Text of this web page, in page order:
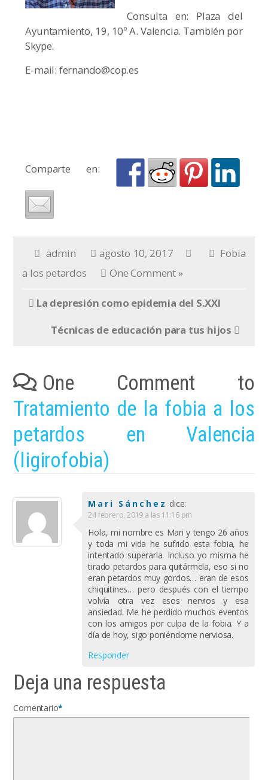
Consulta en: Plaza del
Ayuntamiento, 19, 10º A. Valencia. También por
Skype.
E-mail: fernando@cop.es
Comparte en:
admin agosto 10, 2017
Fobia
a los petardos
One Comment »
La depresión como epidemia del S.XXI
Técnicas de educación para tus hijos
One Comment to
Tratamiento de la fobia a los
petardos en Valencia
(ligirofobia)
Mari Sánchez dice:
24 febrero, 2019 a las 11:16 pm
Hola, mi nombre es Mari y tengo 26 años
y toda mi vida he sufrido esta fobia, he
intentado superarla. Incluso yo misma he
tirado petardos para quitármela, eso si no
eran petardos muy gordos… eran de esos
chiquitines… pero después con el tiempo
volvía otra vez esos nervios y esa
ansiedad. Me he perdido muchos eventos
con los amigos por culpa de la fobia. Y a
día de hoy, sigo poniéndome nerviosa.
Responder
Deja una respuesta
Comentario*